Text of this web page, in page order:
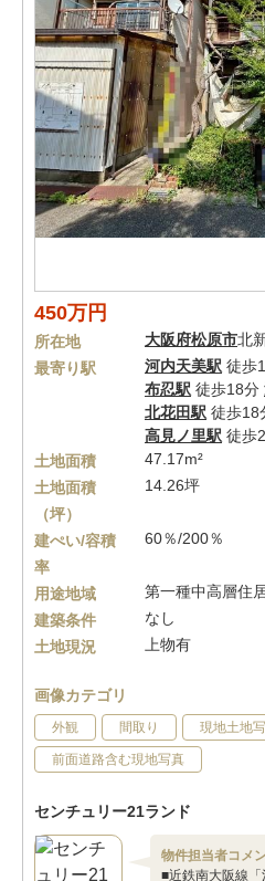
450万円
所在地 大阪府松原市北
最寄り駅
河内天美駅 徒歩
布忍駅 徒歩18分
北花田駅 徒歩18
高見ノ里駅 徒歩
土地面積
47.17m²
土地面積
（坪）
14.26坪
建ぺい/容積
率
60％/200％
用途地域
第一種中高層住
建築条件
なし
土地現況
上物有
画像カテゴリ
外観 間取り 現地土地
前面道路含む現地写真
センチュリー21ランド
物件担当者コメ
■近鉄南大阪線「